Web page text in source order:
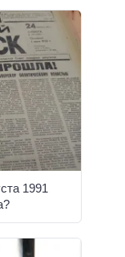
1991